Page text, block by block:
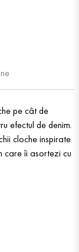
pe cât de
efectul de denim.
cloche inspirate
care îi asortezi cu